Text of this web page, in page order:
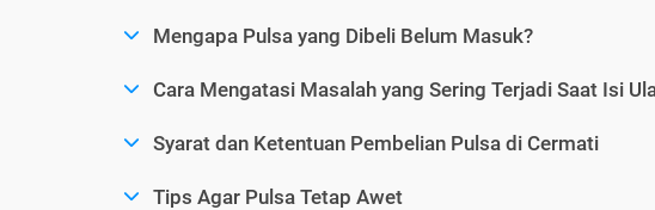
Mengapa Pulsa yang Dibeli Belum Masuk?
Cara Mengatasi Masalah yang Sering Terjadi Saat Isi
Syarat dan Ketentuan Pembelian Pulsa di Cermati
Tips Agar Pulsa Tetap Awet